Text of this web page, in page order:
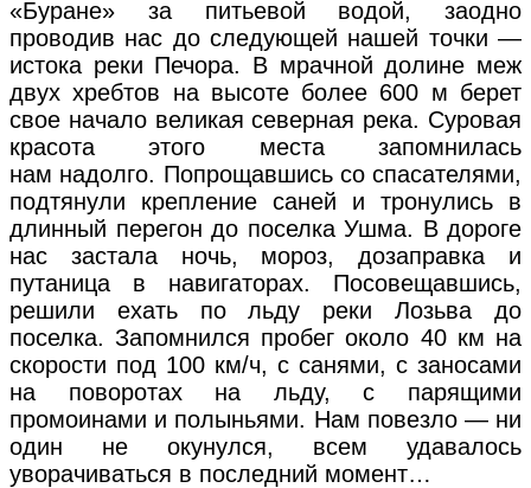
«Буране» за питьевой водой, заодно
проводив нас до следующей нашей точки —
истока реки Печора. В мрачной долине меж
двух хребтов на высоте более 600 м берет
свое начало великая северная река. Суровая
красота этого места запомнилась
нам надолго. Попрощавшись со спасателями,
подтянули крепление саней и тронулись в
длинный перегон до поселка Ушма. В дороге
нас застала ночь, мороз, дозаправка и
путаница в навигаторах. Посовещавшись,
решили ехать по льду реки Лозьва до
поселка. Запомнился пробег около 40 км на
скорости под 100 км/ч, с санями, с заносами
на поворотах на льду, с парящими
промоинами и полыньями. Нам повезло — ни
один не окунулся, всем удавалось
уворачиваться в последний момент…